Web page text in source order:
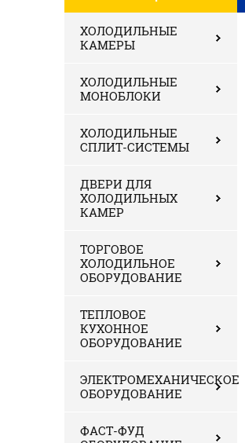
ХОЛОДИЛЬНЫЕ
КАМЕРЫ
ХОЛОДИЛЬНЫЕ
МОНОБЛОКИ
ХОЛОДИЛЬНЫЕ
СПЛИТ-СИСТЕМЫ
ДВЕРИ ДЛЯ
ХОЛОДИЛЬНЫХ
КАМЕР
ТОРГОВОЕ
ХОЛОДИЛЬНОЕ
ОБОРУДОВАНИЕ
ТЕПЛОВОЕ
КУХОННОЕ
ОБОРУДОВАНИЕ
ЭЛЕКТРОМЕХАНИЧЕСКОЕ
ОБОРУДОВАНИЕ
ФАСТ-ФУД